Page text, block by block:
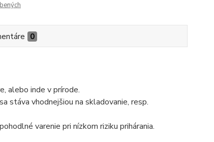
0
alebo inde v prírode.
stáva vhodnejšiou na skladovanie, resp.
varenie pri nízkom riziku prihárania.